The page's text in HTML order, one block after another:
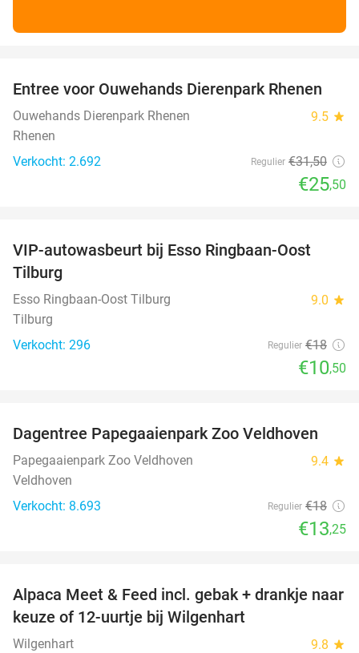
19%
Entree voor Ouwehands Dierenpark Rhenen
Ouwehands Dierenpark Rhenen 9.5 star
Rhenen
Verkocht: 2.692
Regulier €31,50
€25,50
42%
VIP-autowasbeurt bij Esso Ringbaan-Oost
Tilburg
Esso Ringbaan-Oost Tilburg 9.0 star
Tilburg
Verkocht: 296
Regulier €18
€10,50
26%
Dagentree Papegaaienpark Zoo Veldhoven
Papegaaienpark Zoo Veldhoven 9.4 star
Veldhoven
Verkocht: 8.693
Regulier €18
€13,25
43%
Alpaca Meet & Feed incl. gebak + drankje naar
keuze of 12-uurtje bij Wilgenhart
Wilgenhart 9.8 star